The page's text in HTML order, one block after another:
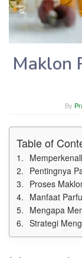
Maklon
By
Table of
Pentingnya
Proses Maklon
Manfaat
Mengapa Memilih
Strategi